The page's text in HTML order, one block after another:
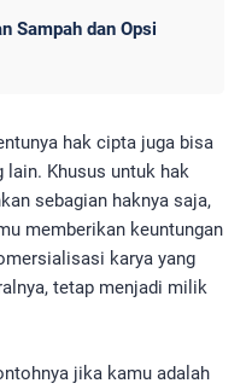
Sampah dan Opsi
hak cipta juga bisa
lain. Khusus untuk hak
sebagian haknya saja,
memberikan keuntungan
karya yang
tetap menjadi milik
jika kamu adalah